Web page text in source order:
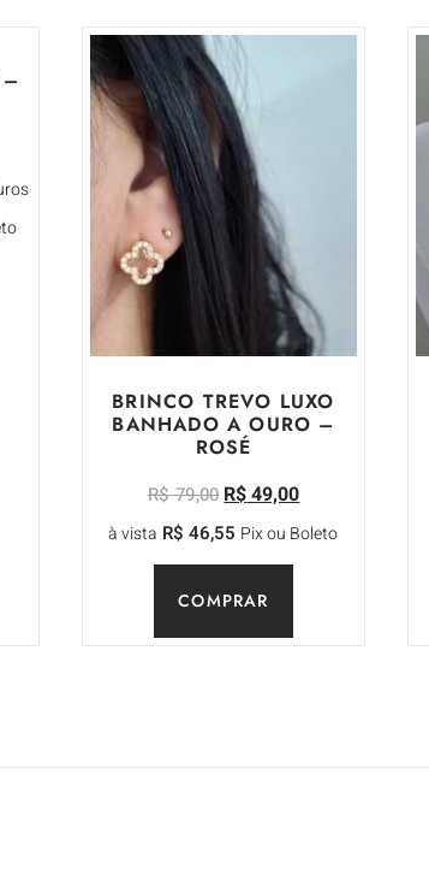
–
BRINCO TREVO LUXO
BANHADO A OURO –
ROSÉ
R$79,00 R$49,00
à vista R$ 46,55 Pix ou Boleto
COMPRAR